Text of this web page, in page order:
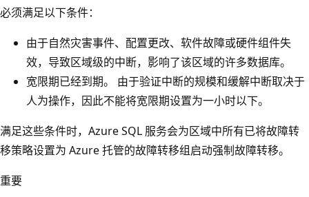
必须满足以下条件：
由于自然灾害事件、配置更改、软件故障或硬件组件失
效，导致区域级的中断，影响了该区域的许多数据库。
宽限期已经到期。 由于验证中断的规模和缓解中断取决于
人为操作，因此不能将宽限期设置为一小时以下。
满足这些条件时，Azure SQL 服务会为区域中所有已将故障转
移策略设置为 Azure 托管的故障转移组启动强制故障转移。
重要